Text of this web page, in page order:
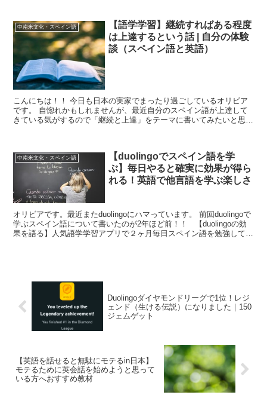
中南米文化・スペイン語
【語学学習】継続すればある程度
は上達するという話 | 自分の体験
談（スペイン語と英語）
こんにちは！！ 今日も日本の実家でまったり過ごしているオリビア
です。 自惚れかもしれませんが、最近自分のスペイン語が上達して
きている気がするので「継続と上達」をテーマに書いてみたいと思い
中南米文化・スペイン語
【duolingoでスペイン語を学
ぶ】毎日やると確実に効果が得ら
れる！英語で他言語を学ぶ楽しさ
オリビアです。最近またduolingoにハマっています。 前回duolingoで
学ぶスペイン語について書いたのが2年ほど前！！ 【duolingoの効
果を語る】人気語学学習アプリで２ヶ月毎日スペイン語を勉強してみ
Duolingoダイヤモンドリーグで1位！レジ
ェンド（生ける伝説）になりました｜150
ジェムゲット
【英語を話せると無駄にモテるin日本】
モテるために英会話を始めようと思って
いる方へおすすめ教材